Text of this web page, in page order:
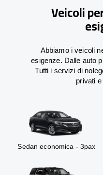
Veicoli
Abbiamo i veicoli
esigenze. Dalle auto
Tutti i servizi di
privati
Sedan economica - 3pax